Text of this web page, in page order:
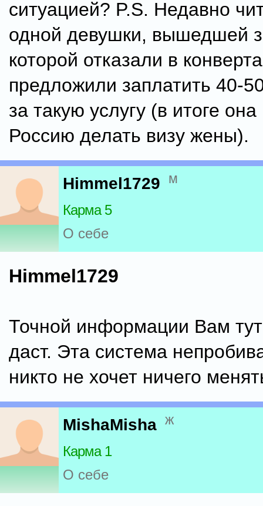
ситуацией? P.S. Недавно
одной девушки, вышедшей
которой отказали в
предложили заплатить 40-
за такую услугу (в итоге
Россию делать визу жены).
Himmel1729 м
Карма 5
О себе
Himmel1729
Точной информации Вам
даст. Эта система
никто не хочет ничего
MishaMisha ж
Карма 1
О себе